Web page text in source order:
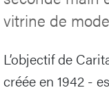
vitrine de
L’objectif de
créée en 1942 -